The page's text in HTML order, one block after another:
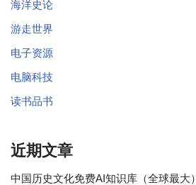
海洋史论
游走世界
电子资源
电脑科技
读书品书
近期文章
中国历史文化免费AI知识库（全球最大）